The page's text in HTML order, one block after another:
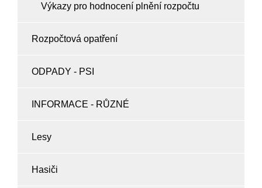
Výkazy pro hodnocení plnění rozpočtu
Rozpočtová opatření
ODPADY - PSI
INFORMACE - RŮZNÉ
Lesy
Hasiči